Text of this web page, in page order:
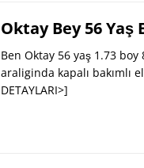
Oktay Bey 56 Yaş
Ben Oktay 56 yaş 1.73
araliginda kapalı bakımlı
DETAYLARI>]